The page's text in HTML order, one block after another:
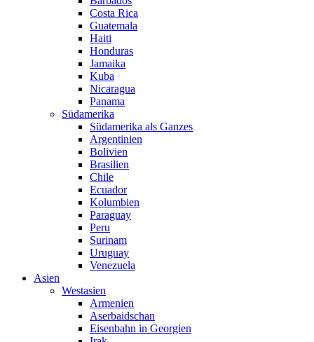
Costa Rica
Guatemala
Haiti
Honduras
Jamaika
Kuba
Nicaragua
Panama
Südamerika
Südamerika als Ganzes
Argentinien
Bolivien
Brasilien
Chile
Ecuador
Kolumbien
Paraguay
Peru
Surinam
Uruguay
Venezuela
Asien
Westasien
Armenien
Aserbaidschan
Eisenbahn in Georgien